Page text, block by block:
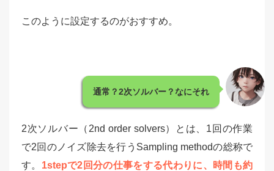
このように設定するのがおすすめ。
通常？2次ソルバー？なにそれ
2次ソルバー（2nd order solvers）とは、1回の作業
で2回のノイズ除去を行うSampling methodの総称で
す。 1stepで2回分の仕事をする代わりに、時間も約